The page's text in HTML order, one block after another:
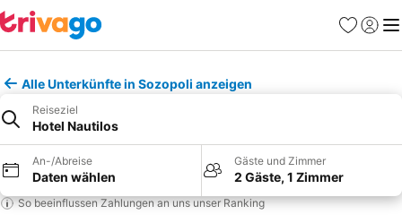
Favoriten
Alle Unterkünfte in Sozopoli anzeigen
Reiseziel
Hotel Nautilos
An-/Abreise
Daten wählen
Gäste und Zimmer
2 Gäste, 1 Zimmer
So beeinflussen Zahlungen an uns unser Ranking